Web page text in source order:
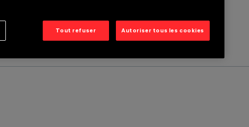
Tout refuser Autoriser tous les cookies